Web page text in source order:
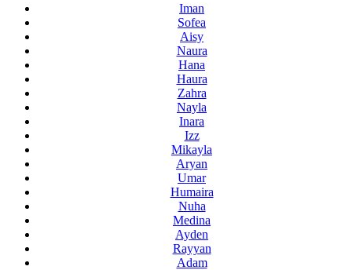
Iman
Sofea
Aisy
Naura
Hana
Haura
Zahra
Nayla
Inara
Izz
Mikayla
Aryan
Umar
Humaira
Nuha
Medina
Ayden
Rayyan
Adam